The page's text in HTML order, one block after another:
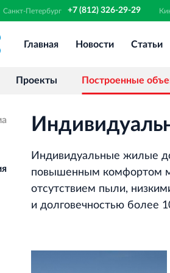
Санкт‐Петербург +7 (812) 326-29-29
Главная Новости Статьи
Проекты Построенные
Индивидуальные жилые
повышенным комфортом
отсутствием пыли,
и долговечностью более